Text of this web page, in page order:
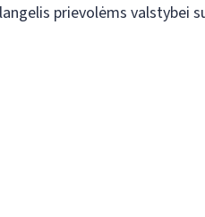
prievolėms valstybei